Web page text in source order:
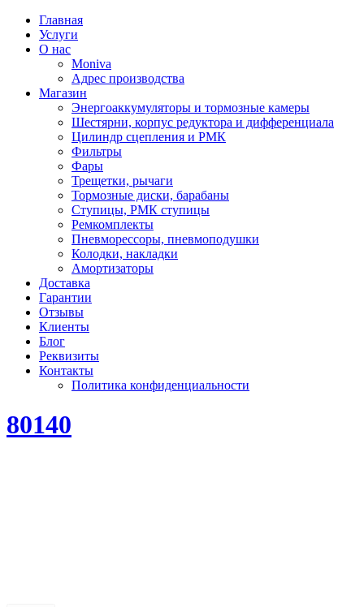
Главная
Услуги
О нас
Moniva
Адрес производства
Магазин
Энергоаккумуляторы и тормозные камеры
Шестярни, корпус редуктора и дифференциала
Цилиндр сцепления и РМК
Фильтры
Фары
Трещетки, рычаги
Тормозные диски, барабаны
Ступицы, РМК ступицы
Ремкомплекты
Пневморессоры, пневмоподушки
Колодки, накладки
Амортизаторы
Доставка
Гарантии
Отзывы
Клиенты
Блог
Реквизиты
Контакты
Политика конфиденциальности
80140